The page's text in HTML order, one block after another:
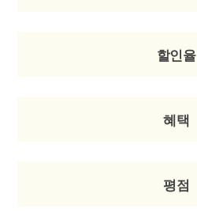
할인율
혜택
평점